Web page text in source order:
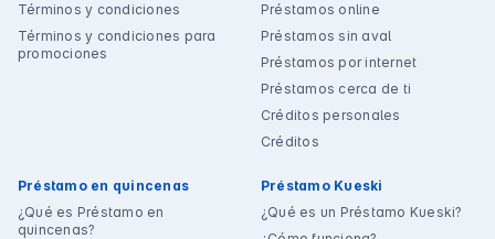
Términos y condiciones
Términos y condiciones para
promociones
Préstamos online
Préstamos sin aval
Préstamos por internet
Préstamos cerca de ti
Créditos personales
Créditos
Préstamo en quincenas
¿Qué es Préstamo en
quincenas?
Préstamo Kueski
¿Qué es un Préstamo Kueski?